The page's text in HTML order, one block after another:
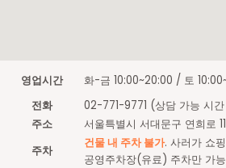
영업시간
화-금 10:00~20:00 / 토
전화
02-771-9771 (상담 가능 시
주소
서울특별시 서대문구 연희로
주차
건물 내 주차 불가. 사러가 쇼
공영주차장(유료) 주차만 가